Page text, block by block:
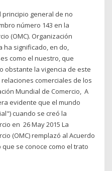
principio general de no
número 143 en la
(OMC). Organización
ha significado, en do,
como el nuestro, que
obstante la vigencia de este
comerciales de los
Mundial de Comercio, A
evidente que el mundo
cuando se creó la
en 26 May 2015 La
(OMC) remplazó al Acuerdo
se conoce como el trato